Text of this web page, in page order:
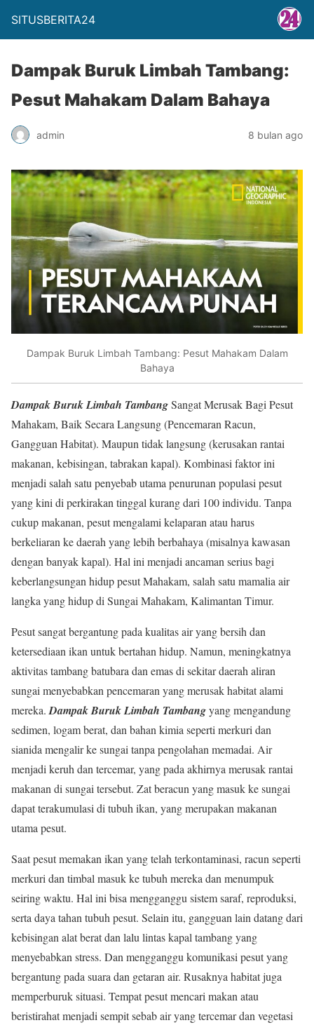
SITUSBERITA24
Dampak Buruk Limbah Tambang:
Pesut Mahakam Dalam Bahaya
admin 8 bulan ago
Dampak Buruk Limbah Tambang: Pesut Mahakam Dalam
Bahaya
Dampak Buruk Limbah TambangSangat Merusak Bagi Pesut
Mahakam, Baik Secara Langsung (Pencemaran Racun,
Gangguan Habitat). Maupun tidak langsung (kerusakan rantai
makanan, kebisingan, tabrakan kapal). Kombinasi faktor ini
menjadi salah satu penyebab utama penurunan populasi pesut
yang kini di perkirakan tinggal kurang dari 100 individu. Tanpa
cukup makanan, pesut mengalami kelaparan atau harus
berkeliaran ke daerah yang lebih berbahaya (misalnya kawasan
dengan banyak kapal). Hal ini menjadi ancaman serius bagi
keberlangsungan hidup pesut Mahakam, salah satu mamalia air
langka yang hidup di Sungai Mahakam, Kalimantan Timur.
Pesut sangat bergantung pada kualitas air yang bersih dan
ketersediaan ikan untuk bertahan hidup. Namun, meningkatnya
aktivitas tambang batubara dan emas di sekitar daerah aliran
sungai menyebabkan pencemaran yang merusak habitat alami
mereka. Dampak Buruk Limbah Tambangyang mengandung
sedimen, logam berat, dan bahan kimia seperti merkuri dan
sianida mengalir ke sungai tanpa pengolahan memadai. Air
menjadi keruh dan tercemar, yang pada akhirnya merusak rantai
makanan di sungai tersebut. Zat beracun yang masuk ke sungai
dapat terakumulasi di tubuh ikan, yang merupakan makanan
utama pesut.
Saat pesut memakan ikan yang telah terkontaminasi, racun seperti
merkuri dan timbal masuk ke tubuh mereka dan menumpuk
seiring waktu. Hal ini bisa mengganggu sistem saraf, reproduksi,
serta daya tahan tubuh pesut. Selain itu, gangguan lain datang dari
kebisingan alat berat dan lalu lintas kapal tambang yang
menyebabkan stress. Dan mengganggu komunikasi pesut yang
bergantung pada suara dan getaran air. Rusaknya habitat juga
memperburuk situasi. Tempat pesut mencari makan atau
beristirahat menjadi sempit sebab air yang tercemar dan vegetasi